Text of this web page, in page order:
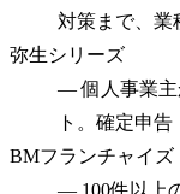
対策まで、業
弥生シリーズ
—個人事業
ト。確定申告
BMフランチャイズ